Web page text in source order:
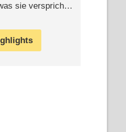
sie verspricht –